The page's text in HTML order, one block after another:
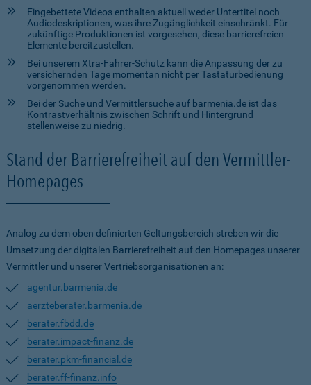
Eingebettete Videos enthalten aktuell weder Untertitel noch
Audiodeskriptionen, was ihre Zugänglichkeit einschränkt. Für
zukünftige Produktionen ist vorgesehen, diese barrierefreien
Elemente bereitzustellen.
Bei unserem Xtra-Fahrer-Schutz kann die Anpassung der zu
versichernden Tage momentan nicht per Tastaturbedienung
vorgenommen werden.
Bei der Suche und Vermittlersuche auf barmenia.de ist das
Kontrastverhältnis zwischen Schrift und Hintergrund
stellenweise zu niedrig.
Stand der Barrierefreiheit auf den Vermittler-
Homepages
Analog zu dem oben definierten Geltungsbereich streben wir die
Umsetzung der digitalen Barrierefreiheit auf den Homepages unserer
Vermittler und unserer Vertriebsorganisationen an:
agentur.barmenia.de
aerzteberater.barmenia.de
berater.fbdd.de
berater.impact-finanz.de
berater.pkm-financial.de
berater.ff-finanz.info